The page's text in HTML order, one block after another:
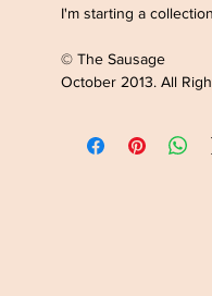
I'm starting a
© The Sausage
October 2013. All